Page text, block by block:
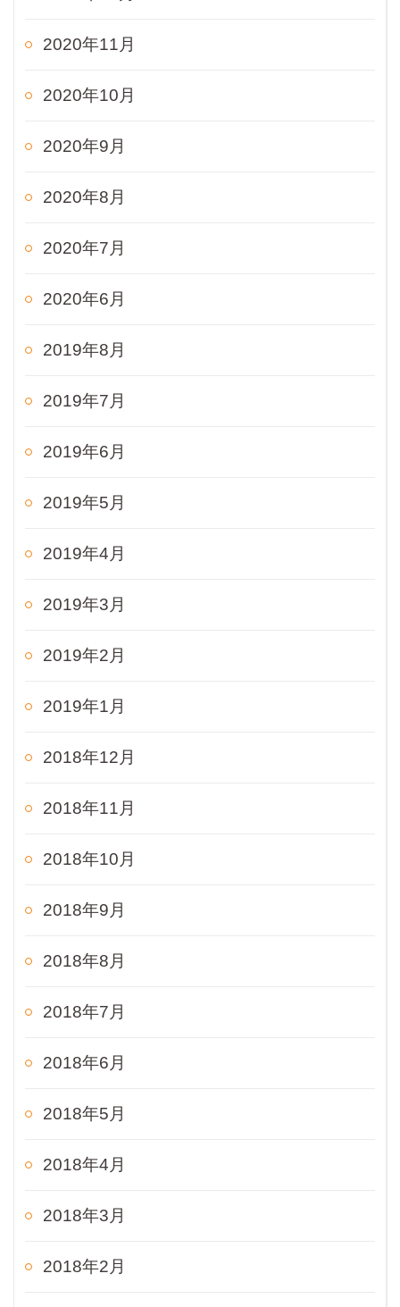
2020年11月
2020年10月
2020年9月
2020年8月
2020年7月
2020年6月
2019年8月
2019年7月
2019年6月
2019年5月
2019年4月
2019年3月
2019年2月
2019年1月
2018年12月
2018年11月
2018年10月
2018年9月
2018年8月
2018年7月
2018年6月
2018年5月
2018年4月
2018年3月
2018年2月